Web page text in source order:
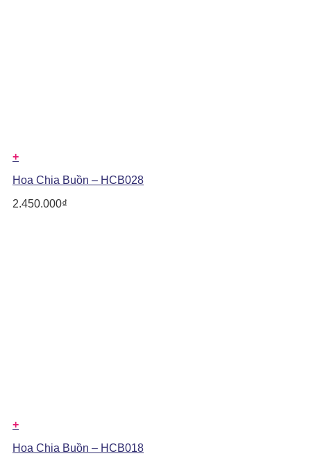
+
Hoa Chia Buồn – HCB028
2.450.000₫
+
Hoa Chia Buồn – HCB018